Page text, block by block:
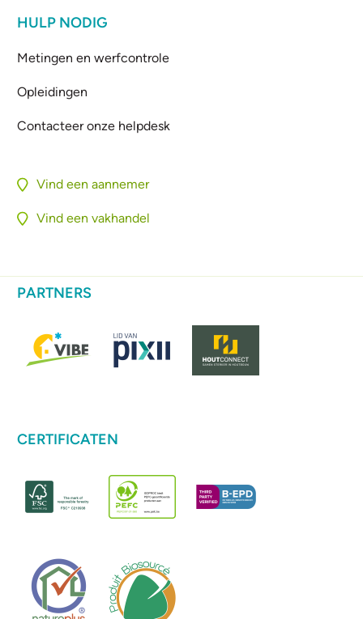
HULP NODIG
Metingen en werfcontrole
Opleidingen
Contacteer onze helpdesk
Vind een aannemer
Vind een vakhandel
PARTNERS
CERTIFICATEN